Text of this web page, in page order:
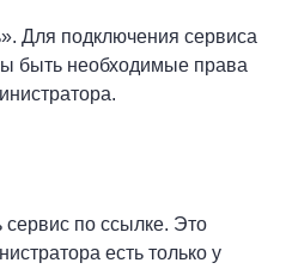
Для подключения сервиса
быть необходимые права
по ссылке. Это
есть только у